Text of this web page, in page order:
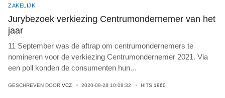
ZAKELIJK
Jurybezoek verkiezing Centrumondernemer van het
jaar
11 September was de aftrap om centrumondernemers te
nomineren voor de verkiezing Centrumondernemer 2021. Via
een poll konden de consumenten hun...
GESCHREVEN DOOR VCZ 2020-09-28 10:08:32 HITS 1960